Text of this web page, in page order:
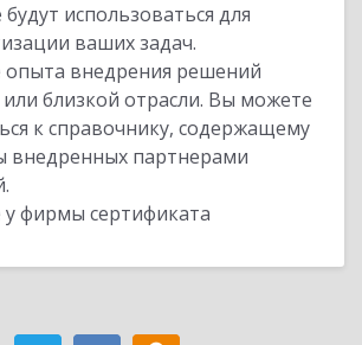
использоваться для
ваших задач.
опыта внедрения решений
близкой отрасли. Вы можете
к справочнику, содержащему
внедренных партнерами
у фирмы сертификата